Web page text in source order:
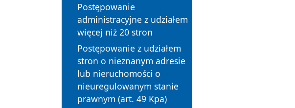
Postępowanie
administracyjne z udziałem
więcej niż 20 stron
Postępowanie z udziałem
stron o nieznanym adresie
lub nieruchomości o
nieuregulowanym stanie
prawnym (art. 49 Kpa)